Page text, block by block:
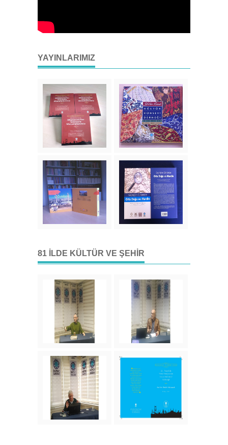
YAYINLARIMIZ
81 İLDE KÜLTÜR VE ŞEHIR